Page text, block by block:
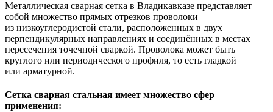
Металлическая сварная сетка в Владикавказе представляет
собой множество прямых отрезков проволоки
из низкоуглеродистой стали, расположенных в двух
перпендикулярных направлениях и соединённых в местах
пересечения точечной сваркой. Проволока может быть
круглого или периодического профиля, то есть гладкой
или арматурной.
Сетка сварная стальная имеет множество сфер
применения: